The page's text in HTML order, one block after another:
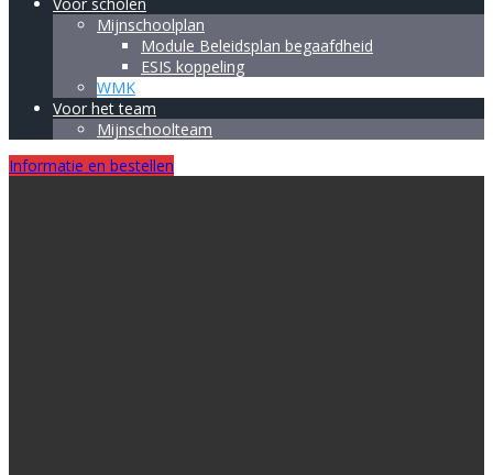
Mijnschoolplan
Module Beleidsplan begaafdheid
ESIS koppeling
WMK
Voor het team
Mijnschoolteam
Informatie en bestellen